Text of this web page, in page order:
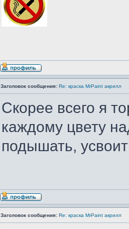
Заголовок сообщения: Re: краска MrPaint акрилл
Скорее всего я
каждому цвету
подышать,
Заголовок сообщения: Re: краска MrPaint акрилл